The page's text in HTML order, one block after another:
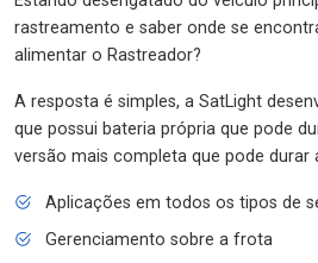
rastreamento e saber onde se
alimentar o Rastreador?
A resposta é simples, a SatLight
que possui bateria própria que pode
versão mais completa que pode durar
Aplicações em todos os tipos de
Gerenciamento sobre a frota